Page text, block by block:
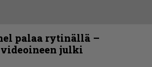
palaa rytinällä –
julki